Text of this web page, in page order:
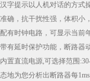
字提示以人机对话的方式
确，抗干扰性强，体积小
有时钟电路，可显示当
有延时保护功能，断路
置直流电源,可选择范围
地为您分析出断路器每